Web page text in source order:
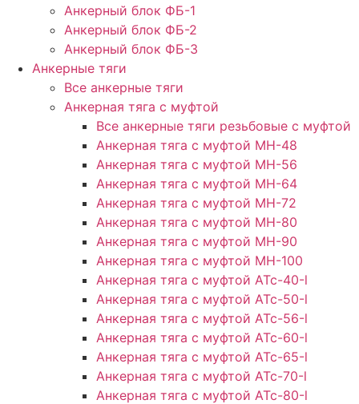
Анкерный блок ФБ-1
Анкерный блок ФБ-2
Анкерный блок ФБ-3
Анкерные тяги
Все анкерные тяги
Анкерная тяга с муфтой
Все анкерные тяги резьбовые с муфтой
Анкерная тяга с муфтой МН-48
Анкерная тяга с муфтой МН-56
Анкерная тяга с муфтой МН-64
Анкерная тяга с муфтой МН-72
Анкерная тяга с муфтой МН-80
Анкерная тяга с муфтой МН-90
Анкерная тяга с муфтой МН-100
Анкерная тяга с муфтой АТс-40-l
Анкерная тяга с муфтой АТс-50-l
Анкерная тяга с муфтой АТс-56-l
Анкерная тяга с муфтой АТс-60-l
Анкерная тяга с муфтой АТс-65-l
Анкерная тяга с муфтой АТс-70-l
Анкерная тяга с муфтой АТс-80-l